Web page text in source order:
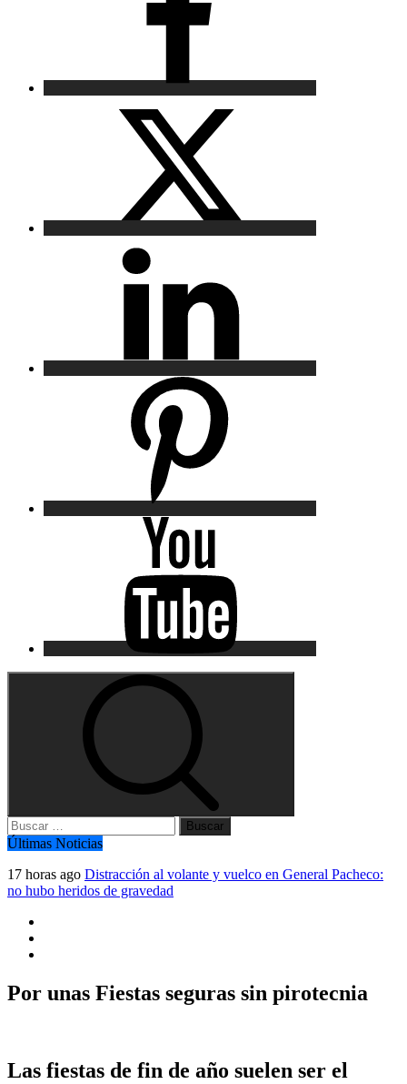
Buscar:
Últimas Noticias
17 horas ago Distracción al volante y vuelco en General Pacheco:
no hubo heridos de gravedad
Por unas Fiestas seguras sin pirotecnia
Las fiestas de fin de año suelen ser el